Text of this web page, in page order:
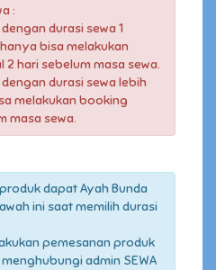
:
durasi sewa 1
bisa melakukan
hari sebelum masa sewa.
durasi sewa lebih
melakukan booking
masa sewa.
dapat Ayah Bunda
ini saat memilih durasi
pemesanan produk
admin SEWA